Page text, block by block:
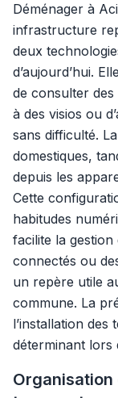
Déménager à
infrastructure
deux
d’aujourd’hui.
de consulter
à des visios ou
sans difficulté.
domestiques,
depuis les
Cette
habitudes
facilite la gestion
connectés ou
un repère utile
commune. La
l’installation
déterminant lors